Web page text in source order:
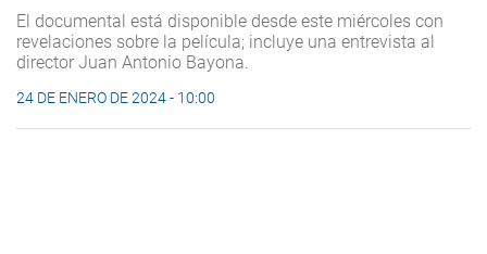
El documental está disponible desde este miércoles con
revelaciones sobre la película; incluye una entrevista al
director Juan Antonio Bayona.
24 DE ENERO DE 2024 - 10:00